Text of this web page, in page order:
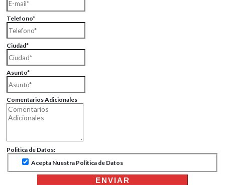
Telefono*
Ciudad*
Asunto*
Comentarios Adicionales
Politica de Datos:
Acepta Nuestra Politica de Datos
ENVIAR